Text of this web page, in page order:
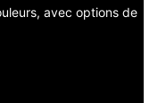
avec options de